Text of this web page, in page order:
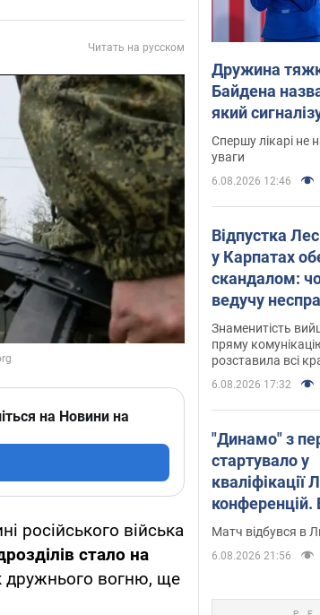
Читать на русском
на Новини на
російського війська
стало на
дружнього вогню, ще
Дружина
Байдена
який
"агресивний"
Спершу лікарі не
уваги
6.08.2026 12:46
Відпустка
у Карпатах
скандалом:
ведучу
захейтили
Знаменитість
пряму
розставила всі
6.08.2026 17:32
"Динамо" з
стартувало у
кваліфікації
конференцій.
Матч відбувся в
6.08.2026 21:56